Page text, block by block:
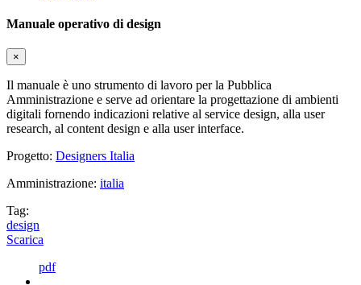
Manuale operativo di design
×
Il manuale è uno strumento di lavoro per la Pubblica
Amministrazione e serve ad orientare la progettazione di ambienti
digitali fornendo indicazioni relative al service design, alla user
research, al content design e alla user interface.
Progetto: Designers Italia
Amministrazione: italia
Tag:
design
Scarica
pdf